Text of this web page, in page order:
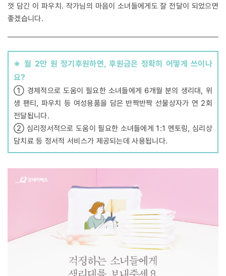
껏 담긴 이 파우치. 작가님의 마음이 소녀들에게도 잘 전달이 되었으면
좋겠습니다.
※ 월 2만 원 정기후원하면, 후원금은 정확히 어떻게 쓰이나
요?
① 경제적으로 도움이 필요한 소녀들에게 6개월 분의 생리대, 위
생 팬티, 파우치 등 여성용품을 담은 반짝반짝 선물상자가 연 2회
전달됩니다.
② 심리정서적으로 도움이 필요한 소녀들에게 1:1 멘토링, 심리상
담치료 등 정서적 서비스가 제공되는데 사용됩니다.